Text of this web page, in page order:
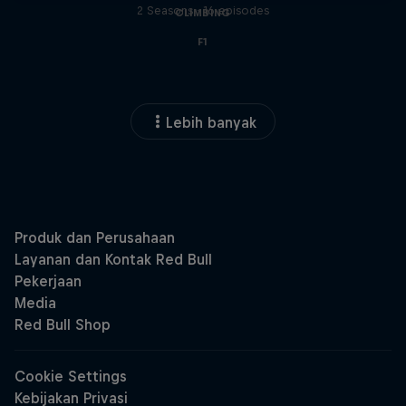
CLIMBING
2 Seasons · 16 episodes
F1
Lebih banyak